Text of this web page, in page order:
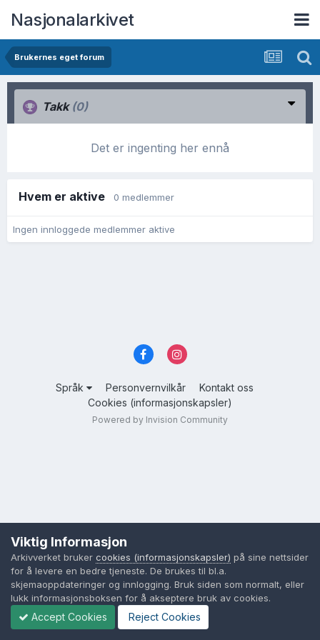
Nasjonalarkivet
Brukernes eget forum
Takk (0)
Det er ingenting her ennå
Hvem er aktive 0 medlemmer
Ingen innloggede medlemmer aktive
Språk Personvernvilkår
Kontakt oss
Cookies (informasjonskapsler)
Powered by Invision Community
Viktig Informasjon
Arkivverket bruker cookies (informasjonskapsler) på sine nettsider
for å levere en bedre tjeneste. De brukes til bl.a.
skjemaoppdateringer og innlogging. Bruk siden som normalt, eller
lukk informasjonsboksen for å akseptere bruk av cookies.
Accept Cookies Reject Cookies